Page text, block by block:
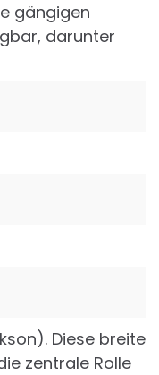
gängigen
darunter
Diese breite
zentrale Rolle